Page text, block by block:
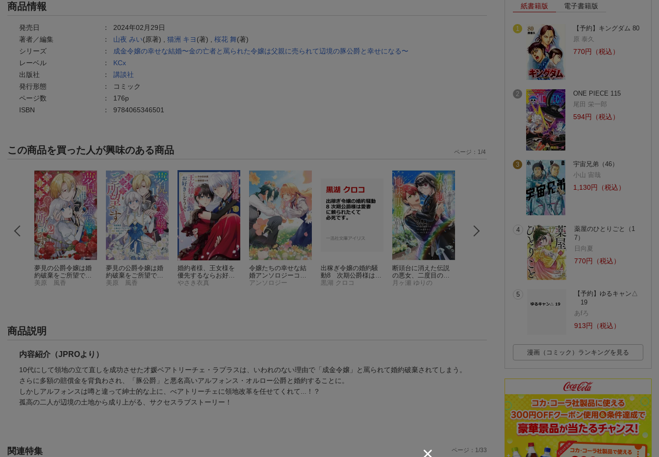
商品情報
発売日 ： 2024年02月29日
著者／編集
： 山夜 みい(原著) , 猫洲 キヨ (著) , 桜花 舞(著)
シリーズ
：
成金令嬢の幸せな結婚〜金の亡者と罵られた令嬢は父親に売られて辺境の豚公爵と幸せになる〜
レーベル
： KCx
出版社
： 講談社
発行形態
：
コミック
ページ数
： 176p
ISBN
： 9784065346501
この商品を買った人が興味のある商品
夢見の公爵令嬢は婚
約破棄をご所望です
（2）
美原 風香
夢見の公爵令嬢は婚
約破棄をご所望です
（1）
美原 風香
婚約者様、王女様を
優先するならお好き
にどうぞ（※ただ
やさき衣真
令嬢たちの幸せな結
婚アンソロジーコミ
ック 年の差・身分
アンソロジー
出稼ぎ令嬢の婚約騒
動8 次期公爵様は愛
妻に頼られたくて必
黒湖 クロコ
断頭台に消えた伝説
の悪女、二度目の人
生ではガリ勉地味眼
月ヶ瀬 ゆりの
私の婚約者を奪った
男爵令嬢がなぜか懐
いてきます〜麗しの
令嬢♂のはかりごと〜
餅田むぅ
ページ： 1 /4
商品説明
内容紹介（JPROより）
10代にして領地の立て直しを成功させた才媛ベアトリーチェ・ラプラスは、いわれのない理由で「成金令嬢」と罵られて婚約破棄されてしまう。
さらに多額の賠償金を背負わされ、「豚公爵」と悪名高いアルフォンス・オルロー公爵と婚約することに。
しかしアルフォンスは噂と違って紳士的な上に、べアトリーチェに領地改革を任せてくれて...！？
孤高の二人が辺境の土地から成り上がる、サクセスラブストーリー！
関連特集 ページ：1/33
紙書籍版 電子書籍版
1
【予約】キングダム 80
原 泰久
770円（税込）
2
ONE PIECE 115
尾田 栄一郎
594円（税込）
3
宇宙兄弟（46）
小山 宙哉
1,130円（税込）
4
薬屋のひとりごと（1
7）
日向夏
770円（税込）
5
【予約】ゆるキャン△
19
あfろ
913円（税込）
漫画（コミック）ランキングを見る